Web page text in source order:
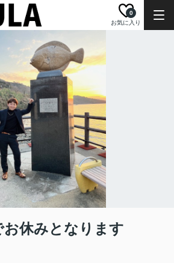
お気に入り
0
お休みとなります